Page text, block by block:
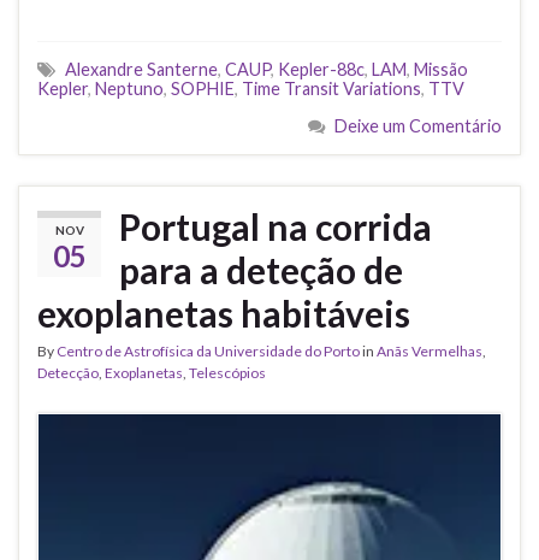
Alexandre Santerne, CAUP, Kepler-88c, LAM, Missão
Kepler, Neptuno, SOPHIE, Time Transit Variations, TTV
Deixe um Comentário
NOV
05
Portugal na corrida
para a deteção de
exoplanetas habitáveis
By Centro de Astrofísica da Universidade do Portoin Anãs Vermelhas,
Detecção, Exoplanetas, Telescópios